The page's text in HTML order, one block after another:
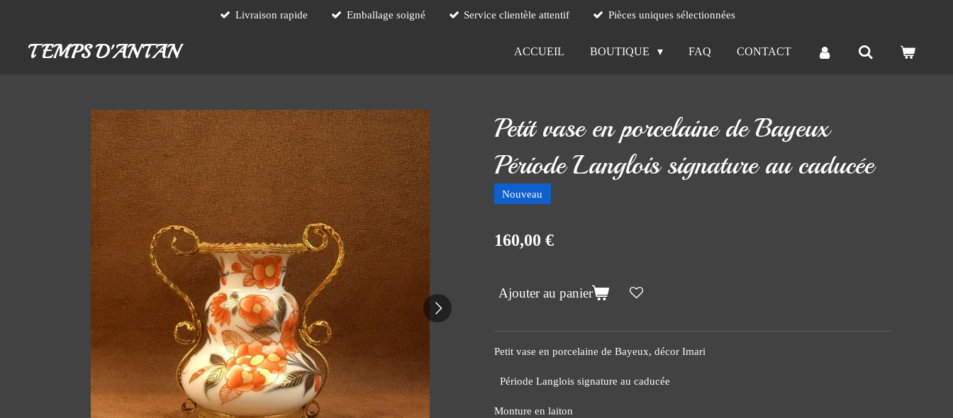
contenu
Livraison rapide Emballage soigné Service clientèle attentif Pièces uniques sélectionnées
TEMPS D'ANTAN ACCUEIL BOUTIQUE FAQ CONTACT
Petit vase en porcelaine de Bayeux
Période Langlois signature au caducée
Nouveau
160,00 €
Ajouter au panier
Petit vase en porcelaine de Bayeux, décor Imari
Période Langlois signature au caducée
Monture en laiton